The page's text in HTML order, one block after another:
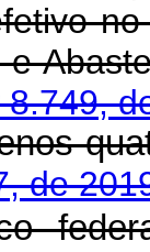
8.749,
de